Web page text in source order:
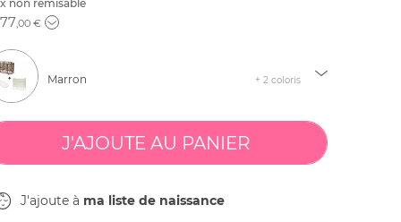
non remisable
,00 €
Marron + 2 coloris
J'ajoute à ma liste de naissance